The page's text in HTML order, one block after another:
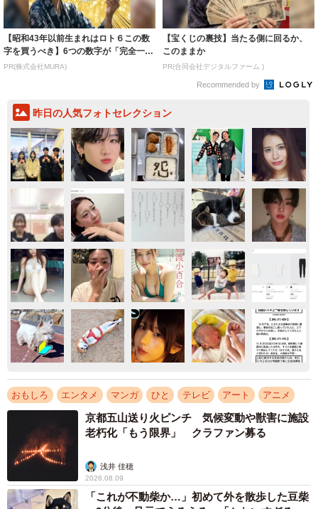
【昭和43年以前生まれはロト６この数
字を買うべき】6つの数字が「完全一
致」する方...
PR(株式会社MURA)
【宝くじの裏技】当たる側に回るか、
このままか
PR(合同会社デジタルファーム )
Recommended by
昨日の人気フォトセレクション
おもしろ エンタメ マンガ ひと テレビ アート アニメ
京都五山送り火ピンチ 気候変動や獣害に施設
老朽化「もう限界」 クラファン募る
浅井 佳穂
2026.08.09
「これが不動柴か…」初めて外を散歩した豆柴